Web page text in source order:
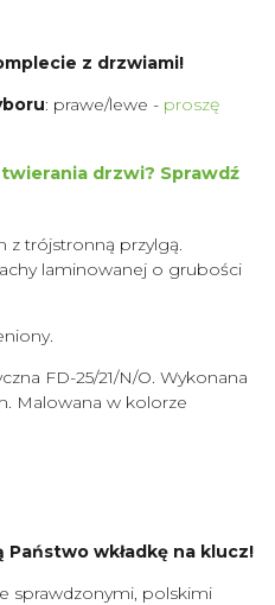
z drzwiami!
: prawe/lewe - proszę
drzwi? Sprawdź
trójstronną przylgą.
laminowanej o grubości
FD-25/21/N/O. Wykonana
Malowana w kolorze
wkładkę na klucz!
sprawdzonymi, polskimi